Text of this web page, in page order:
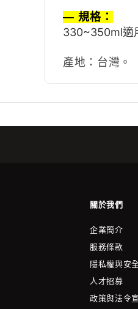
— 規格：
330~350ml適
產地：台灣。
關於我們
企業簡介
服務條款
隱私權與安
人才招募
政策與法令